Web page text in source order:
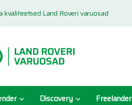
kvaliteetsed Land Roveri varuosad
Discovery Freelander